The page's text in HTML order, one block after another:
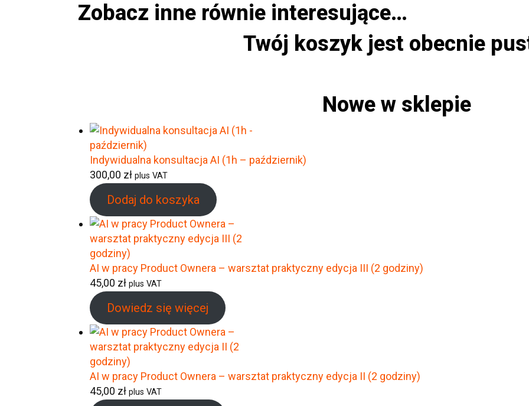
Zobacz inne równie interesujące…
Twój koszyk jest obecnie
Nowe w sklepie
Indywidualna konsultacja AI (1h – październik)
300,00 zł plus VAT
Dodaj do koszyka
AI w pracy Product Ownera – warsztat praktyczny edycja III (2 godziny)
45,00 zł plus VAT
Dowiedz się więcej
AI w pracy Product Ownera – warsztat praktyczny edycja II (2 godziny)
45,00 zł plus VAT